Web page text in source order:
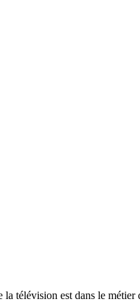
télévision est dans le métier